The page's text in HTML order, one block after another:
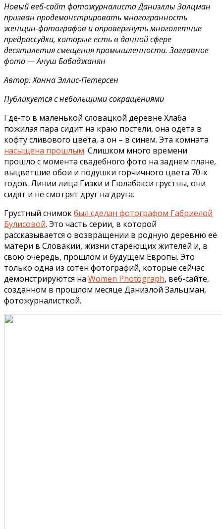
Новый веб-сайт фотожурналиста Даниэллы Залцман
призван продемонстрировать многогранность
женщин-фотографов и опровергнуть многолетние
предрассудки, которые есть в данной сфере
десятилетия смещения промышленности. Заглавное
фото — Ануш Бабаджанян
Автор: Ханна Эллис-Петерсен
Публикуется с небольшими сокращениями
Где-то в маленькой словацкой деревне Хлаба
пожилая пара сидит на краю постели, она одета в
кофту сливового цвета, а он – в синем. Эта комната
насыщена прошлым. Слишком много времени
прошло с момента свадебного фото на заднем плане,
выцветшие обои и подушки горчичного цвета 70-х
годов. Линии лица Гизки и Гюлабакси грустны, они
сидят и не смотрят друг на друга.
Грустный снимокбыл сделан фотографом Габриелой
Булисовой. Это часть серии, в которой
рассказывается о возвращении в родную деревню её
матери в Словакии, жизни стареющих жителей и, в
свою очередь, прошлом и будущем Европы. Это
только одна из сотен фотографий, которые сейчас
демонстрируются на Women Photograph, веб-сайте,
созданном в прошлом месяце Даниэлой Зальцман,
фотожурналисткой.